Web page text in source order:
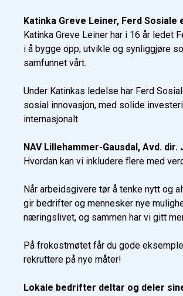
Katinka Greve Leiner, Ferd
Katinka Greve Leiner har i 16 år ledet
i å bygge opp, utvikle og synliggjøre
samfunnet vårt.
Under Katinkas ledelse har Ferd
sosial innovasjon, med solide
internasjonalt.
NAV Lillehammer-Gausdal, Avd. dir.
Hvordan kan vi inkludere flere med
Når arbeidsgivere tør å tenke nytt og
gir bedrifter og mennesker nye
næringslivet, og sammen har vi gitt
På frokostmøtet får du gode
rekruttere på nye måter!
Lokale bedrifter deltar og deler